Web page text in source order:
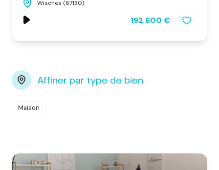
Wisches (67130)
192 600 €
Affiner par type de bien
Maison